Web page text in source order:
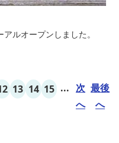
ルオープンしました。
13 14 15 ... 次
へ
最後
へ